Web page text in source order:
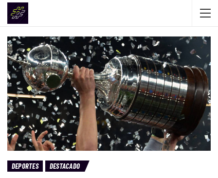
DEPORTES DESTACADO